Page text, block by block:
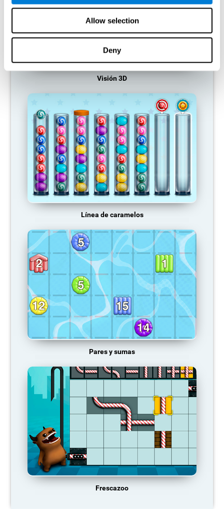
Allow selection
Deny
Visión 3D
Línea de caramelos
Pares y sumas
Frescazoo